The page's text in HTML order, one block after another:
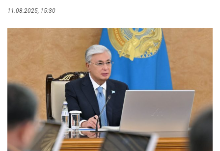
11.08.2025, 15:30